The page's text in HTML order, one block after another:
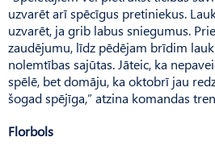
uzvarēt arī spēcīgus pretiniekus.
uzvarēt, ja grib labus sniegumus.
zaudējumu, līdz pēdējam brīdim
nolemtības sajūtas. Jāteic, ka
spēlē, bet domāju, ka oktobrī jau
šogad spējīga,” atzina komandas
Florbols